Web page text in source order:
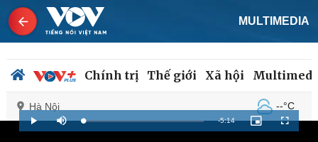
MULTIMEDIA
Chính trị Thế giới Xã hội
Hà Nội --°C
Play Mute Loaded:
1.59%
Remaining
-5:14
Picture-
in-
Fullscreen